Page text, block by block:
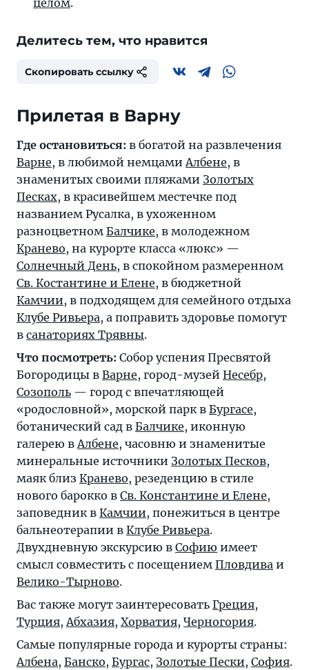
целом.
Делитесь тем, что нравится
Скопировать ссылку
Прилетая в Варну
Где остановиться: в богатой на развлечения
Варне, в любимой немцамиАлбене, в
знаменитых своими пляжами Золотых
Песках, в красивейшем местечке под
названием Русалка, в ухоженном
разноцветном Балчике, в молодежном
Кранево, на курорте класса «люкс» —
Солнечный День, в спокойном размеренном
Св. Костантине и Елене, в бюджетной
Камчии, в подходящем для семейного отдыха
Клубе Ривьера, а поправить здоровье помогут
в санаториях Трявны.
Что посмотреть: Собор успения Пресвятой
Богородицы в Варне, город-музей Несебр,
Созополь — город с впечатляющей
«родословной», морской парк в Бургасе,
ботанический сад в Балчике, иконную
галерею вАлбене, часовню и знаменитые
минеральные источники Золотых Песков,
маяк близ Кранево, резеденцию в стиле
нового барокко в Св. Константине и Елене,
заповедник в Камчии, понежиться в центре
бальнеотерапии в Клубе Ривьера.
Двухдневную экскурсию в Софию имеет
смысл совместить с посещением Пловдива и
Велико-Тырново.
Вас также могут заинтересовать Греция,
Турция,Абхазия, Хорватия, Черногория.
Самые популярные города и курорты страны:
Албена, Банско, Бургас, Золотые Пески, София.